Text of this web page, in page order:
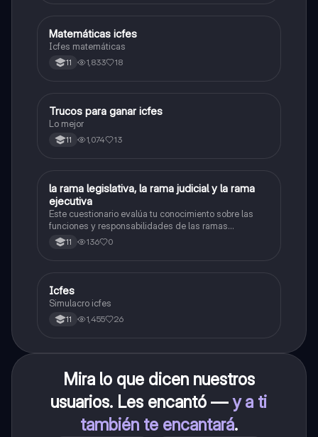
ICFES: Matemáticas
Matemáticas icfes
Icfes matemáticas
11 1,833 18
Química
Trucos para ganar icfes
Lo mejor
11 1,074 13
LSociales/Historia
la rama legislativa, la rama judicial y la rama
ejecutiva
Este cuestionario evalúa tu conocimiento sobre las
funciones y responsabilidades de las ramas
legislativa, judicial y ejecutiva.
11 136 0
ICFES: Sociales y Ciudadanas
Icfes
Simulacro icfes
11 1,455 26
Mira lo que dicen nuestros
usuarios. Les encantó —y a ti
también te encantará.